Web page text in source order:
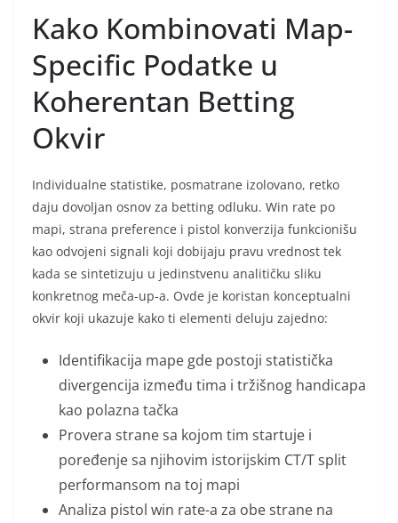
Kako Kombinovati Map-
Specific Podatke u
Koherentan Betting
Okvir
Individualne statistike, posmatrane izolovano, retko
daju dovoljan osnov za betting odluku. Win rate po
mapi, strana preference i pistol konverzija funkcionišu
kao odvojeni signali koji dobijaju pravu vrednost tek
kada se sintetizuju u jedinstvenu analitičku sliku
konkretnog meča-up-a. Ovde je koristan konceptualni
okvir koji ukazuje kako ti elementi deluju zajedno:
Identifikacija mape gde postoji statistička
divergencija između tima i tržišnog handicapa
kao polazna tačka
Provera strane sa kojom tim startuje i
poređenje sa njihovim istorijskim CT/T split
performansom na toj mapi
Analiza pistol win rate-a za obe strane na